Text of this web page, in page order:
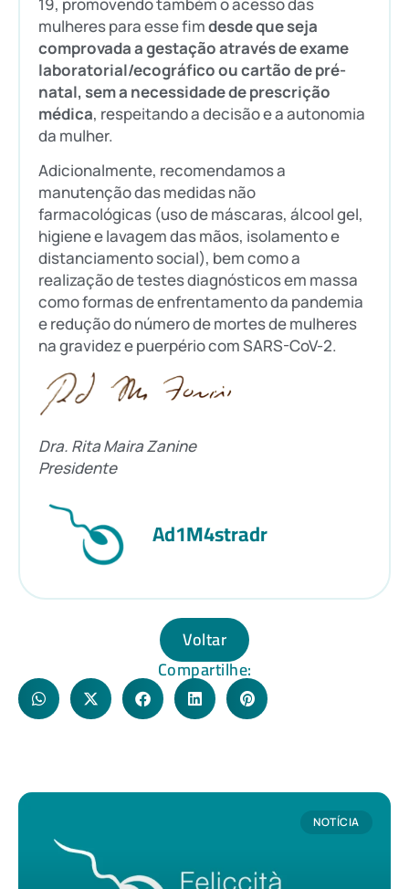
mulheres para esse fimdesde que seja
comprovada a gestação através de exame
laboratorial/ecográfico ou cartão de pré-
natal, sem a necessidade de prescrição
médica, respeitando a decisão e a autonomia
da mulher.
Adicionalmente, recomendamos a
manutenção das medidas não
farmacológicas (uso de máscaras, álcool gel,
higiene e lavagem das mãos, isolamento e
distanciamento social), bem como a
realização de testes diagnósticos em massa
como formas de enfrentamento da pandemia
e redução do número de mortes de mulheres
na gravidez e puerpério com SARS-CoV-2.
Dra. Rita Maira Zanine
Presidente
Ad1M4stradr
Voltar
Compartilhe:
NOTÍCIA